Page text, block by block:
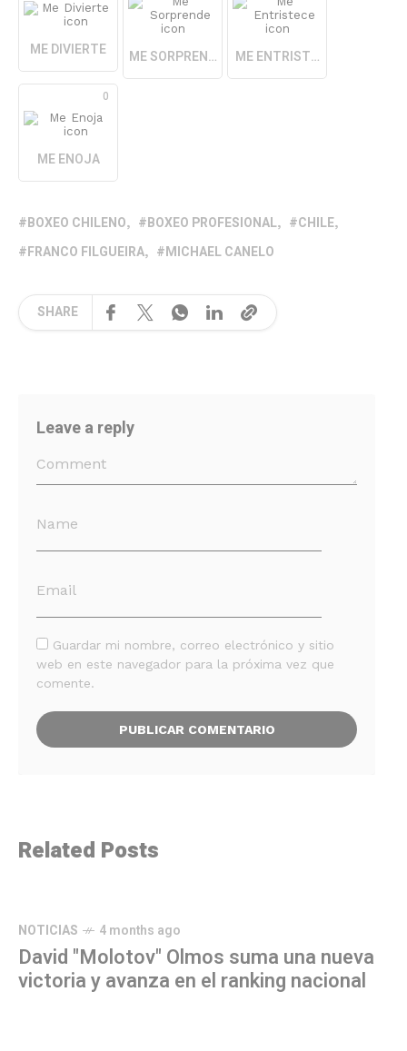
ME DIVIERTE ME SORPRENDE ME ENTRISTECE
0
ME ENOJA
BOXEO CHILENO BOXEO PROFESIONAL
CHILE
FRANCO FILGUEIRA
MICHAEL CANELO
SHARE
Leave a reply
Guardar mi nombre, correo electrónico y sitio
web en este navegador para la próxima vez que
comente.
Related Posts
NOTICIAS 4 months ago
David "Molotov" Olmos suma una nueva
victoria y avanza en el ranking nacional